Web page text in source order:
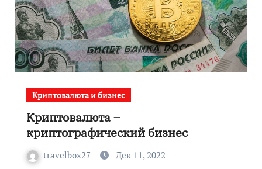
Криптовалюта и бизнес
Криптовалюта –
криптографический бизнес
travelbox27_ Дек 11, 2022